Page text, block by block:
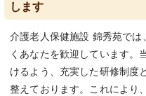
します
介護老人保健施設 錦秀苑で
くあなたを歓迎しています。
けるよう、充実した研修制度
整えております。これにより